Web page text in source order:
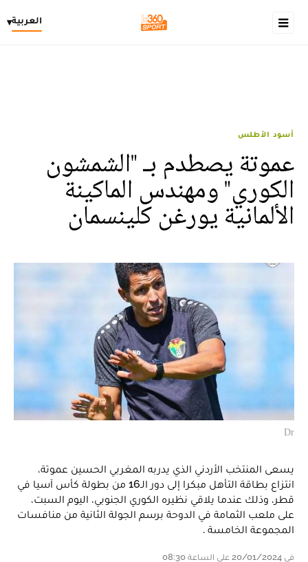
العربية▾
أسود الأطلس
عموتة يصطدم بـ "الشمشون
الكوري" ومهندس الماكينة
الألمانية يورغن كلينسمان
Dr
يسعى المنتخب الأردني الذي يدربه المغربي الحسين عموتة،
انتزاع بطاقة التأهل مبكرا إلى دور الـ16 من بطولة كأس آسيا في
قطر، وذلك عندما يلاقي نظيره الكوري الجنوبي، اليوم السبت،
على ملعب الثمامة في الدوحة برسم الجولة الثانية من منافسات
المجموعة الخامسة .
في 20/01/2024 على الساعة 08:30